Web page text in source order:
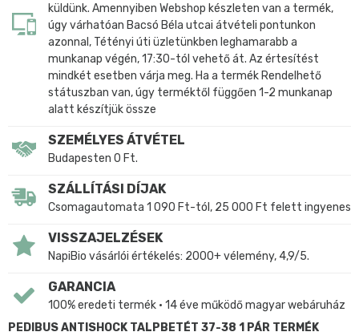
küldünk. Amennyiben Webshop készleten van a termék,
úgy várhatóan Bacsó Béla utcai átvételi pontunkon
azonnal, Tétényi úti üzletünkben leghamarabb a
munkanap végén, 17:30-tól vehető át. Az értesítést
mindkét esetben várja meg. Ha a termék Rendelhető
státuszban van, úgy terméktől függően 1-2 munkanap
alatt készítjük össze
SZEMÉLYES ÁTVÉTEL
Budapesten 0 Ft.
SZÁLLÍTÁSI DÍJAK
Csomagautomata 1 090 Ft-tól, 25 000 Ft felett ingyenes
VISSZAJELZÉSEK
NapiBio vásárlói értékelés: 2000+ vélemény, 4,9/5.
GARANCIA
100% eredeti termék • 14 éve működő magyar webáruház
PEDIBUS ANTISHOCK TALPBETÉT 37-38 1 PÁR TERMÉK